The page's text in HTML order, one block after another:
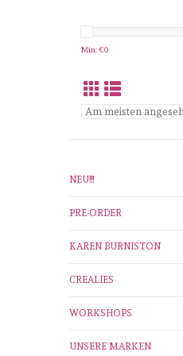
Min: €0
NEU!!!
PRE-ORDER
KAREN BURNISTON
CREALIES
WORKSHOPS
UNSERE MARKEN